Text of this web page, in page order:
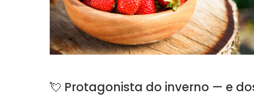
💘 Protagonista do inverno — e